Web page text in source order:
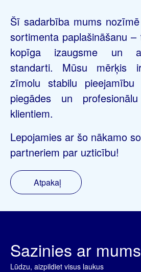
Šī sadarbība mums
sortimenta paplašināšanu
kopīga izaugsme un
standarti. Mūsu mērķis
zīmolu stabilu pieejamību
piegādes un
klientiem.
Lepojamies ar šo nākamo
partneriem par uzticību!
Atpakaļ
Sazinies ar mums
Lūdzu, aizpildiet visus laukus